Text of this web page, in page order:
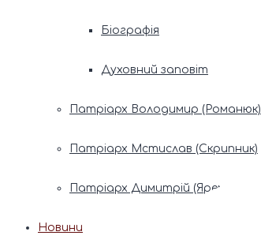
Біографія
Духовний заповіт
Патріарх Володимир (Романюк)
Патріарх Мстислав (Скрипник)
Патріарх Димитрій (Ярема)
Новини